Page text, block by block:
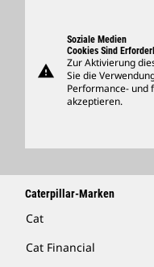
Support
Merchandise
Händler Suchen
warning
Soziale Medien
Cookies Sind
Zur Aktivierung
Sie die
Performance- und
akzeptieren.
Caterpillar-Marken
Cat
Cat Financial